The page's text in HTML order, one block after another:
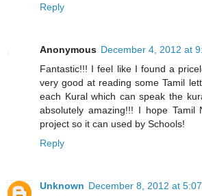
Reply
Anonymous December 4, 2012 at
Fantastic!!! I feel like I found a
very good at reading some Tamil
each Kural which can speak the
absolutely amazing!!! I hope Tamil
project so it can used by Schools!
Reply
Unknown December 8, 2012 at